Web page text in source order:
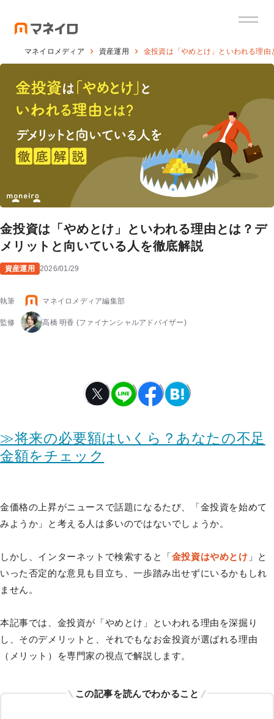
マネイロメディア 資産運用 金投資は「やめとけ」といわれる理
金投資は「やめとけ」といわれる理由とは？デ
メリットと向いている人を徹底解説
資産運用 2026/01/29
執筆 マネイロメディア編集部
監修 高橋 明香 (ファイナンシャルアドバイザー)
≫将来の必要額はいくら？あなたの不足
金額をチェック
金価格の上昇がニュースで話題になるたび、「金投資を始めて
みようか」と考える人は多いのではないでしょうか。
しかし、インターネットで検索すると「金投資はやめとけ 」と
いった否定的な意見も目立ち、一歩踏み出せずにいるかもしれ
ません。
本記事では、金投資が「やめとけ」といわれる理由を深掘り
し、そのデメリットと、それでもなお金投資が選ばれる理由
（メリット）を専門家の視点で解説します。
この記事を読んでわかること